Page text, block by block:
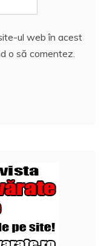
ul web în acest
o să comentez.